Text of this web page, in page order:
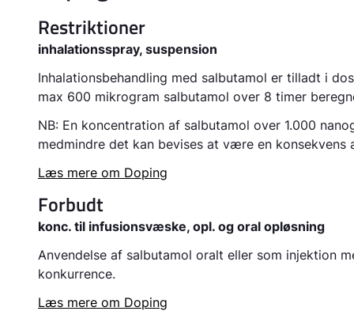
Restriktioner
inhalationsspray, suspension
Inhalationsbehandling med salbutamol er tilladt i
max 600 mikrogram salbutamol over 8 timer
NB: En koncentration af salbutamol over 1.000
medmindre det kan bevises at være en konsekvens
Læs mere om Doping
Forbudt
konc. til infusionsvæske, opl. og oral opløsning
Anvendelse af salbutamol oralt eller som injektion
konkurrence.
Læs mere om Doping